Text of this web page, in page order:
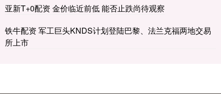
亚新T+0配资 金价临近前低 能否止跌尚待观察
铁牛配资 军工巨头KNDS计划登陆巴黎、法兰克福两地交易
所上市